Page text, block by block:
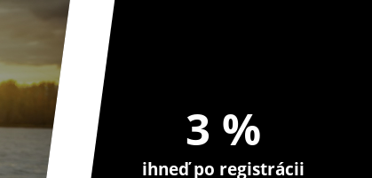
3 %
ihneď po registrácii